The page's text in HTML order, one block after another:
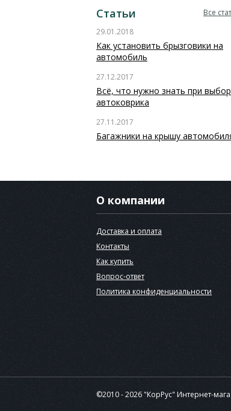
Статьи
Все
29.01.2018
Как установить брызговики на
автомобиль
27.12.2017
Всё, что нужно знать при
автоковрика
27.11.2017
Багажники на крышу
О компании
Доставка и оплата
Контакты
Как купить
Вопрос-ответ
Политика конфиденциальности
©2010 - 2026 "КорРус" Интернет-